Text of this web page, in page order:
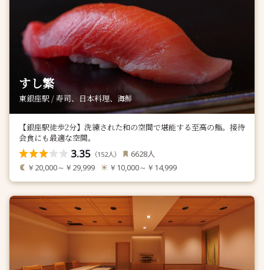
すし繁
東銀座駅 / 寿司、日本料理、海鮮
【銀座駅徒歩2分】洗練された和の空間で堪能する至高の鮨。接待
会食にも最適な空間。
3.35 （152人） 6628人
￥20,000～￥29,999 ￥10,000～￥14,999